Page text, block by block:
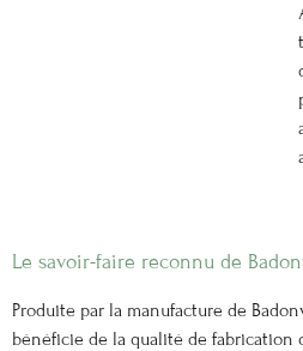
Le savoir-faire reconnu de
Produite par la manufacture de
bénéficie de la qualité de fabrication